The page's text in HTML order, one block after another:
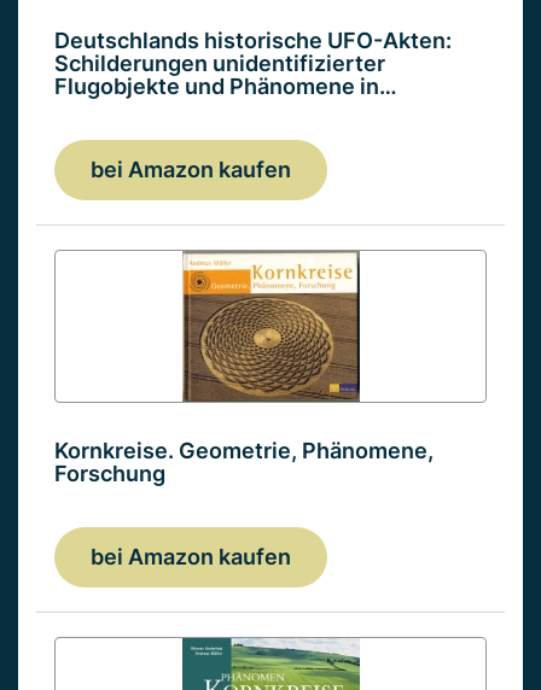
Deutschlands historische UFO-Akten:
Schilderungen unidentifizierter
Flugobjekte und Phänomene in…
bei Amazon kaufen
Kornkreise. Geometrie, Phänomene,
Forschung
bei Amazon kaufen